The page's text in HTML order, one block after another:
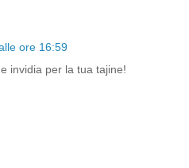
ore 16:59
invidia per la tua tajine!